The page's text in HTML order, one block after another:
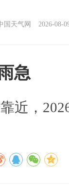
国天气网 2026-08-
急
近，